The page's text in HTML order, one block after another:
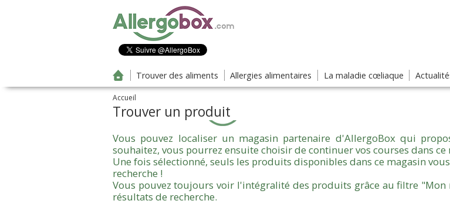
Trouver des aliments Allergies alimentaires La maladie cœliaque
Accueil
Trouver un produit
Vous pouvez localiser un magasin partenaire d'AllergoBox qui
souhaitez, vous pourrez ensuite choisir de continuer vos courses dans ce
Une fois sélectionné, seuls les produits disponibles dans ce magasin
recherche !
Vous pouvez toujours voir l'intégralité des produits grâce au filtre "Mon
résultats de recherche.